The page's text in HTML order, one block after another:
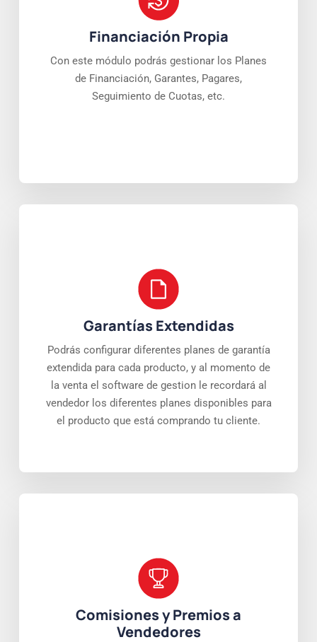
Financiación Propia
Con este módulo podrás gestionar los Planes
de Financiación, Garantes, Pagares,
Seguimiento de Cuotas, etc.
Garantías Extendidas
Podrás configurar diferentes planes de garantía
extendida para cada producto, y al momento de
la venta el software de gestion le recordará al
vendedor los diferentes planes disponibles para
el producto que está comprando tu cliente.
Comisiones y Premios a
Vendedores